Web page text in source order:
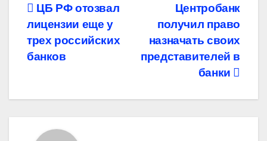
Навигация
по
записям
Центробанк
получил право
назначать своих
представителей в
банки
ЦБ РФ отозвал
лицензии еще у
трех российских
банков